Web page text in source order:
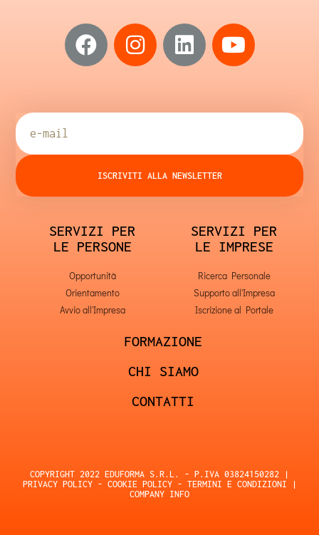
ISCRIVITI ALLA NEWSLETTER
SERVIZI PER
LE PERSONE
Opportunità
Orientamento
Avvio all'Impresa
SERVIZI PER
LE IMPRESE
Ricerca Personale
Supporto all'Impresa
Iscrizione al Portale
FORMAZIONE
CHI SIAMO
CONTATTI
COPYRIGHT 2022 EDUFORMA S.R.L. - P.IVA 03824150282 |
PRIVACY POLICY- COOKIE POLICY- TERMINI E CONDIZIONI |
COMPANY INFO